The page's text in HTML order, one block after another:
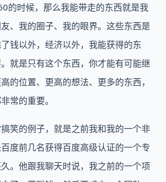
的时候，那么我能带走的东西就是我
、我的圈子、我的眼界。这些东西是
钱以外，经济以外，我能获得的东
就是只有这个东西，你才能有可能继
的位置、更高的想法、更多的东西，
常的重要。
笑的例子，就是之前我和我的一个非
度前几名获得百度高级认证的一个专
。他跟我聊天时说，我之前的一个项